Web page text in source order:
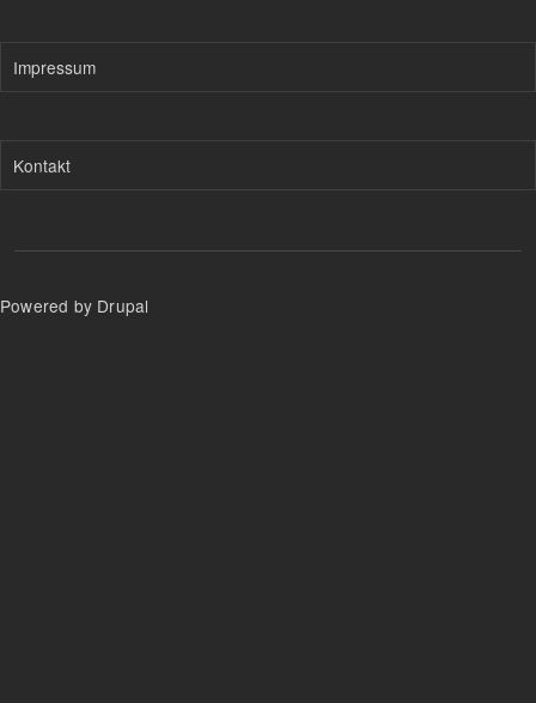
Impressum
Kontakt
Powered by Drupal